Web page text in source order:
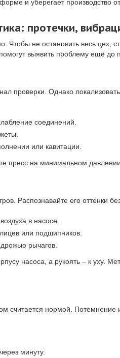
и уберегает производство от
протечки,
Чтобы не остановить весь цех,
выявить проблему ещё до
проверки. Однако
соединений.
или кавитации.
пресс на минимальном
Распознавайте его оттенки
в насосе.
или подшипников.
рычагов.
насоса, а рукоять – к уху.
считается нормой.
минуту.